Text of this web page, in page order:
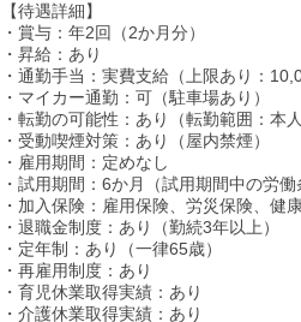
【待遇詳細】
・賞与：年2回（2か月分）
・昇給：あり
・通勤手当：実費支給（上限あり：
・マイカー通勤：可（駐車場あり）
・転勤の可能性：あり（転勤範囲：本
・受動喫煙対策：あり（屋内禁煙）
・雇用期間：定めなし
・試用期間：6か月（試用期間中の労働
・加入保険：雇用保険、労災保険、健
・退職金制度：あり（勤続3年以上）
・定年制：あり（一律65歳）
・再雇用制度：あり
・育児休業取得実績：あり
・介護休業取得実績：あり